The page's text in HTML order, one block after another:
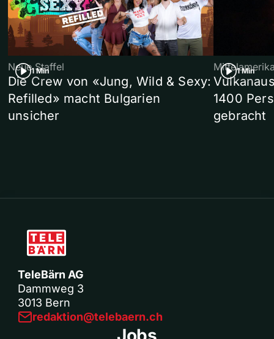
1 Min
Neue Staffel
Die Crew von «Jung, Wild & Sexy:
Refilled» macht Bulgarien
unsicher
1 Min
1400
gebracht
TeleBärn AG
Dammweg 3
3013 Bern
redaktion@telebaern.ch